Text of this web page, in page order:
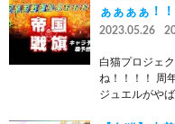
ぁぁぁぁ！！
2023.05.26
白猫プロジェ
ね！！！！ 周
ジュエルがや